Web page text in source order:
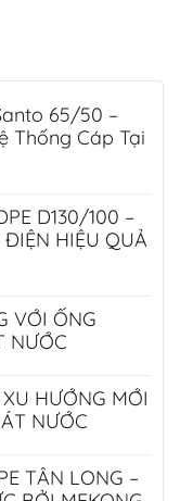
65/50 –
Thống Cáp Tại
D130/100 –
HIỆU QUẢ
VỚI ỐNG
NƯỚC
HƯỚNG MỚI
NƯỚC
TÂN LONG –